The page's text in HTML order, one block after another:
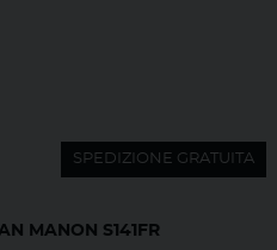
SPEDIZIONE GRATUITA
MANON S141FR